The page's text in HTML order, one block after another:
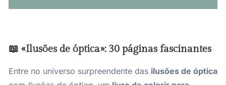
📖 «Ilusões de óptica»: 30 páginas fascinantes
Entre no universo surpreendente das ilusões de óptica